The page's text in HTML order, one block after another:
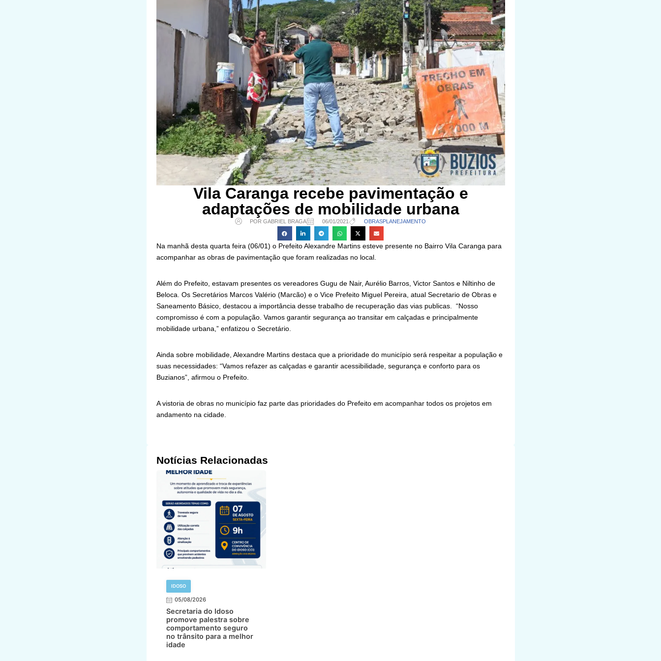
Vila Caranga recebe pavimentação e
adaptações de mobilidade urbana
POR GABRIEL BRAGA 06/01/2021 OBRASPLANEJAMENTO
Na manhã desta quarta feira (06/01) o Prefeito Alexandre Martins esteve presente no Bairro Vila Caranga para
acompanhar as obras de pavimentação que foram realizadas no local.
Além do Prefeito, estavam presentes os vereadores Gugu de Nair, Aurélio Barros, Victor Santos e Niltinho de
Beloca. Os Secretários Marcos Valério (Marcão) e o Vice Prefeito Miguel Pereira, atual Secretario de Obras e
Saneamento Básico, destacou a importância desse trabalho de recuperação das vias publicas. “Nosso
compromisso é com a população. Vamos garantir segurança ao transitar em calçadas e principalmente
mobilidade urbana,” enfatizou o Secretário.
Ainda sobre mobilidade, Alexandre Martins destaca que a prioridade do município será respeitar a população e
suas necessidades: “Vamos refazer as calçadas e garantir acessibilidade, segurança e conforto para os
Buzianos”, afirmou o Prefeito.
A vistoria de obras no município faz parte das prioridades do Prefeito em acompanhar todos os projetos em
andamento na cidade.
Notícias Relacionadas
IDOSO
05/08/2026
Secretaria do Idoso
promove palestra sobre
comportamento seguro
no trânsito para a melhor
idade